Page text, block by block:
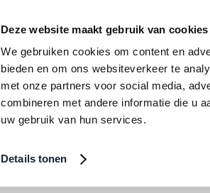
Deze website maakt gebruik van cookies
We gebruiken cookies om content en
bieden en om ons websiteverkeer te
met onze partners voor social media,
combineren met andere informatie die u
uw gebruik van hun services.
Details tonen